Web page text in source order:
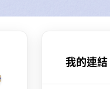
我的連結